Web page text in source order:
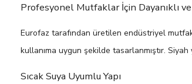
Profesyonel Mutfaklar İçin Dayanıklı
Eurofaz tarafından üretilen endüstriyel
kullanıma uygun şekilde tasarlanmıştır.
Sıcak Suya Uyumlu Yapı